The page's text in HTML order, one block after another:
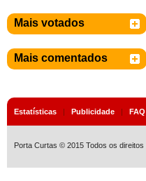
Mais votados
Mais comentados
Estatísticas | Publicidade | FAQ
Porta Curtas © 2015 Todos os direitos